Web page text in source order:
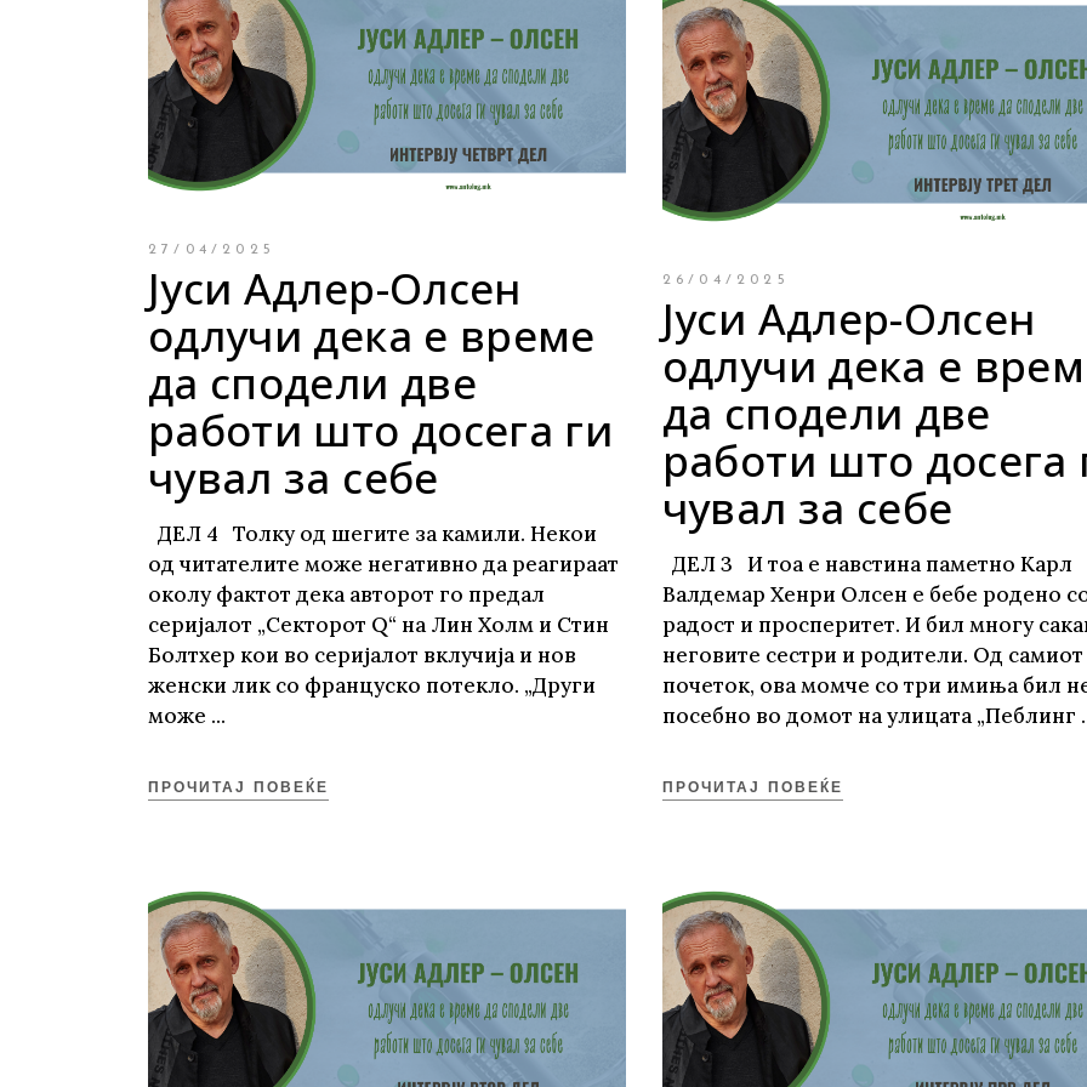
27/04/2025
Јуси Адлер-Олсен
одлучи дека е време
да сподели две
работи што досега ги
чувал за себе
ДЕЛ 4 Толку од шегите за камили. Некои
од читателите може негативно да реагираат
околу фактот дека авторот го предал
серијалот „Секторот Q“ на Лин Холм и Стин
Болтхер кои во серијалот вклучија и нов
женски лик со француско потекло. „Други
може
ПРОЧИТАЈ ПОВЕЌЕ
26/04/2025
Јуси Адлер-Олсен
одлучи дека е
да сподели две
работи што досега
чувал за себе
ДЕЛ 3 И тоа е навстина паметно Карл
Валдемар Хенри Олсен е бебе родено
радост и просперитет. И бил многу
неговите сестри и родители. Од самиот
почеток, ова момче со три имиња бил
посебно во домот на улицата „Пеблинг
ПРОЧИТАЈ ПОВЕЌЕ